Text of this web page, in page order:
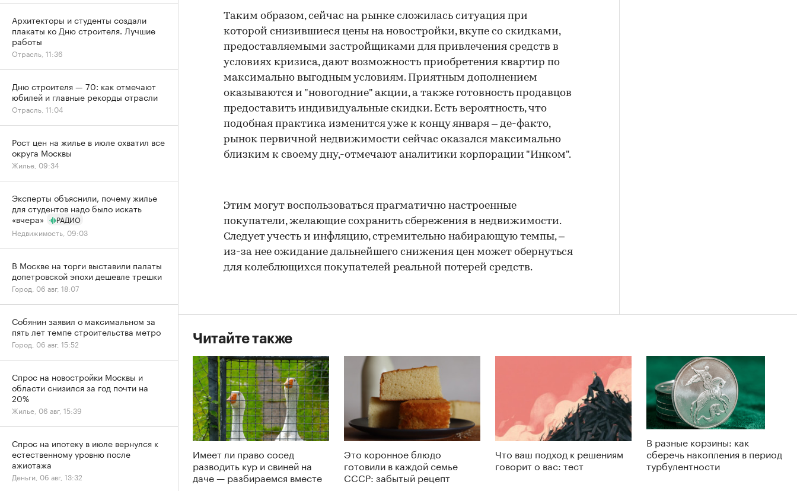
Таким образом, сейчас на рынке сложилась ситуация при
которой снизившиеся цены на новостройки, вкупе со скидками,
предоставляемыми застройщиками для привлечения средств в
условиях кризиса, дают возможность приобретения квартир по
максимально выгодным условиям. Приятным дополнением
оказываются и "новогодние" акции, а также готовность продавцов
предоставить индивидуальные скидки. Есть вероятность, что
подобная практика изменится уже к концу января – де-факто,
рынок первичной недвижимости сейчас оказался максимально
близким к своему дну,-отмечают аналитики корпорации "Инком".
Этим могут воспользоваться прагматично настроенные
покупатели, желающие сохранить сбережения в недвижимости.
Следует учесть и инфляцию, стремительно набирающую темпы, –
из-за нее ожидание дальнейшего снижения цен может обернуться
для колеблющихся покупателей реальной потерей средств.
Читайте также
Имеет ли право сосед
разводить кур и свиней на
даче — разбираемся вместе
Это коронное блюдо
готовили в каждой семье
СССР: забытый рецепт
Что ваш подход к решениям
говорит о вас: тест
В разные корзины: как
сберечь накопления в период
турбулентности
Архитекторы и студенты создали
плакаты ко Дню строителя. Лучшие
работы
Отрасль, 11:36
Дню строителя — 70: как отмечают
юбилей и главные рекорды отрасли
Отрасль, 11:04
Рост цен на жилье в июле охватил все
округа Москвы
Жилье, 09:34
Эксперты объяснили, почему жилье
для студентов надо было искать
«вчера»
РАДИО
Недвижимость, 09:03
В Москве на торги выставили палаты
допетровской эпохи дешевле трешки
Город, 06 авг, 18:07
Собянин заявил о максимальном за
пять лет темпе строительства метро
Город, 06 авг, 15:52
Спрос на новостройки Москвы и
области снизился за год почти на
20%
Жилье, 06 авг, 15:39
Спрос на ипотеку в июле вернулся к
естественному уровню после
ажиотажа
Деньги, 06 авг, 13:32